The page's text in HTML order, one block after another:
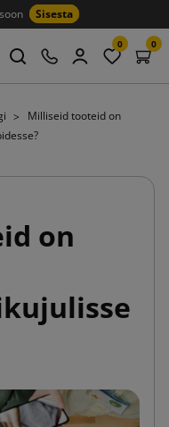
Sisesta
0 0
Milliseid tooteid on
on